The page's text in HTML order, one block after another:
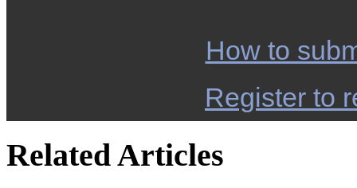
How to
Register to
Related Articles